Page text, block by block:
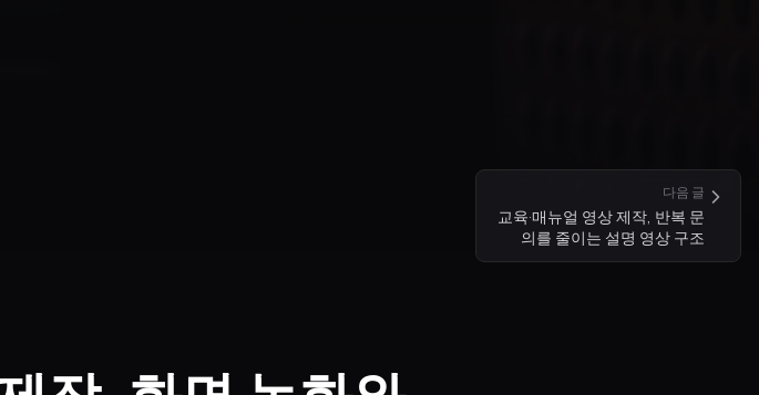
다음 글
교육·매뉴얼 영상 제작, 반복 문
의를 줄이는 설명 영상 구조